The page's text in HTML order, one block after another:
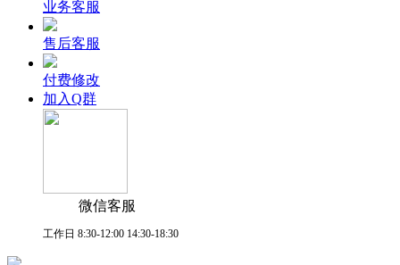
业务客服
售后客服
付费修改
加入Q群
微信客服
工作日 8:30-12:00 14:30-18:30